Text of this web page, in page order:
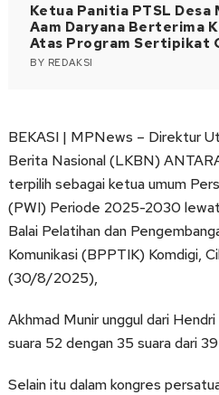
Ketua Panitia PTSL Desa
Aam Daryana Berterima
Atas Program Sertipikat
BY REDAKSI
BEKASI | MPNews – Direktur
Berita Nasional (LKBN)
terpilih sebagai ketua umum
(PWI) Periode 2025-2030
Balai Pelatihan dan
Komunikasi (BPPTIK) Komdigi,
(30/8/2025),
Akhmad Munir unggul dari
suara 52 dengan 35 suara dari
Selain itu dalam kongres